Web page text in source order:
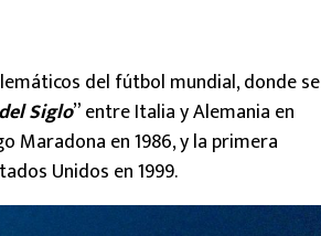
del fútbol mundial, donde se
Siglo” entre Italia y Alemania en
Maradona en 1986, y la primera
Unidos en 1999.